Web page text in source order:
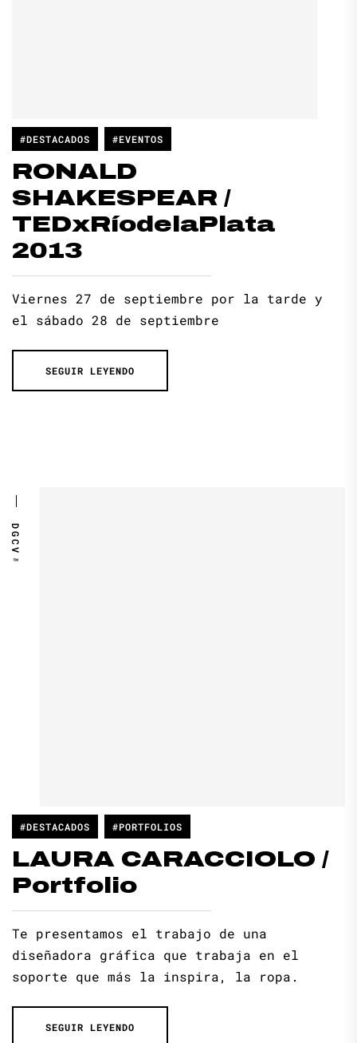
#DESTACADOS #EVENTOS
RONALD
SHAKESPEAR /
TEDxRíodelaPlata
2013
Viernes 27 de septiembre por la tarde y
el sábado 28 de septiembre
SEGUIR LEYENDO
DGCV™
#DESTACADOS #PORTFOLIOS
LAURA CARACCIOLO /
Portfolio
Te presentamos el trabajo de una
diseñadora gráfica que trabaja en el
soporte que más la inspira, la ropa.
SEGUIR LEYENDO